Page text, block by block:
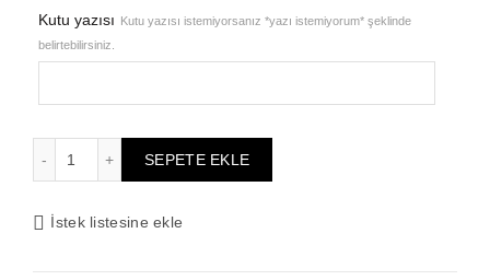
Kutu yazısı Kutu yazısı istemiyorsanız *yazı istemiyorum* şeklinde
belirtebilirsiniz.
SEPETE EKLE
İstek listesine ekle